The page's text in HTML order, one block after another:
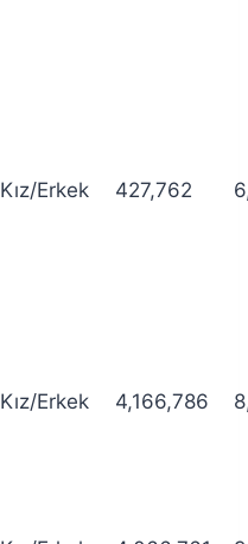
Kız/Erkek 427,762
Kız/Erkek 4,166,786